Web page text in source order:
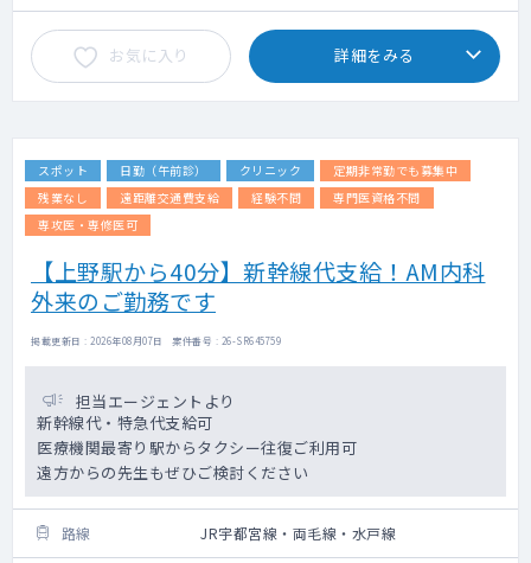
お気に入り 詳細をみる
スポット 日勤（午前診） クリニック
定期非常勤でも募集中
残業なし
遠距離交通費支給 経験不問
専門医資格不問
専攻医・専修医可
【上野駅から40分】新幹線代支給！AM内科
外来のご勤務です
掲載更新日 : 2026年08月07日 案件番号 : 26-SR645759
担当エージェントより
新幹線代・特急代支給可
医療機関最寄り駅からタクシー往復ご利用可
遠方からの先生もぜひご検討ください
路線 JR宇都宮線・両毛線・水戸線